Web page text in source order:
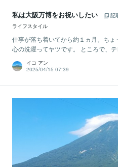
私は大阪万博をお祝いしたい
記
ライフスタイル
仕事が落ち着いてから約１ヵ月。ちょ
心の洗濯ってヤツです。 ところで、
イコ アン
2025/04/15 07:39